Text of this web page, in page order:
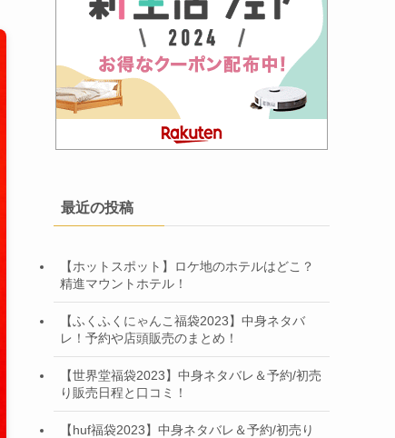
最近の投稿
【ホットスポット】ロケ地のホテルはどこ？
精進マウントホテル！
【ふくふくにゃんこ福袋2023】中身ネタバ
レ！予約や店頭販売のまとめ！
【世界堂福袋2023】中身ネタバレ＆予約/初売
り販売日程と口コミ！
【huf福袋2023】中身ネタバレ＆予約/初売り